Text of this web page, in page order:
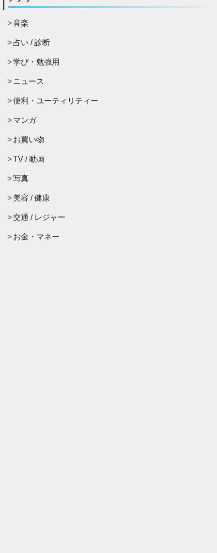
音楽
占い / 診断
学び・勉強用
ニュース
便利・ユーティリティー
マンガ
お買い物
TV / 動画
写真
美容 / 健康
交通 / レジャー
お金・マネー